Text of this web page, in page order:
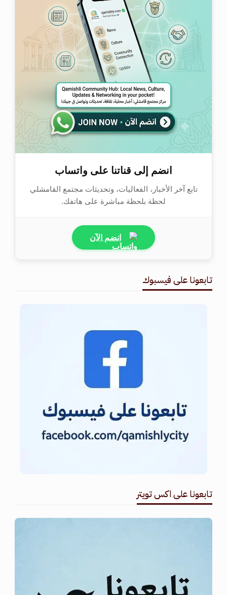
انضم إلى قناتنا على واتساب
تابع آخر الأخبار، الفعاليات، وتحديثات مجتمع القامشلي
لحظة بلحظة مباشرة على هاتفك.
انضم الآن
تابعونا على فيسبوك
تابعونا على اكس تويتر